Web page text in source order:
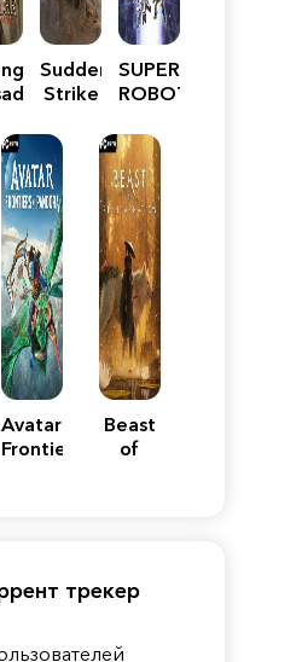
Sudden
Strike
SUPER
ROBOT
Y
Avatar:
Frontiers
Beast
of
трекер